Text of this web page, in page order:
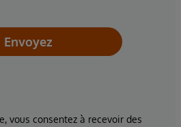
Envoyez
vous consentez à recevoir des